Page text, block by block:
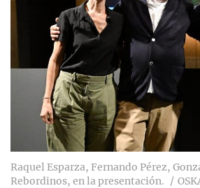
Raquel Esparza, Fernando Pérez,
Rebordinos, en la presentación.